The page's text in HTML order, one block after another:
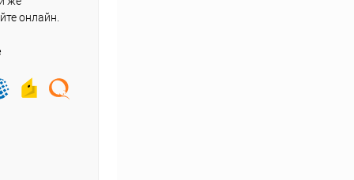
онлайн.